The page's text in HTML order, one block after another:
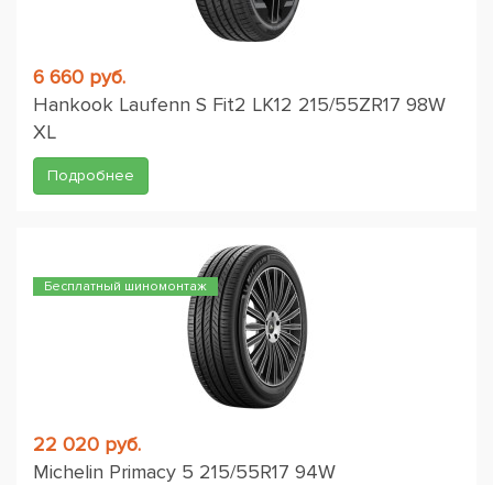
6 660 руб.
Hankook Laufenn S Fit2 LK12 215/55ZR17 98W
XL
Подробнее
Бесплатный шиномонтаж
22 020 руб.
Michelin Primacy 5 215/55R17 94W